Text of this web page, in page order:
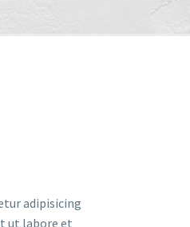
adipisicing
ut labore et